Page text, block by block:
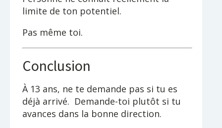
limite de ton potentiel.
Pas même toi.
Conclusion
À 13 ans, ne te demande pas si tu es
déjà arrivé. Demande-toi plutôt si tu
avances dans la bonne direction.